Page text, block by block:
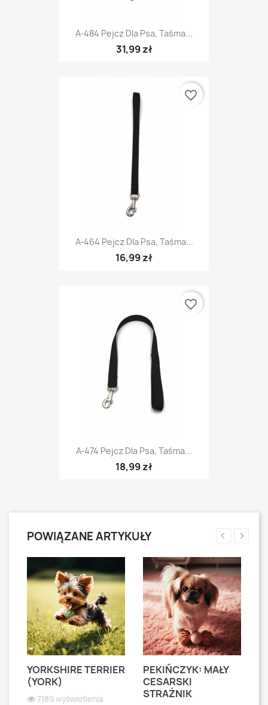
A-484 Pejcz Dla Psa, Taśma...
31,99 zł
A-464 Pejcz Dla Psa, Taśma...
16,99 zł
favorite_border
A-474 Pejcz Dla Psa, Taśma...
18,99 zł
favorite_border
POWIĄZANE ARTYKUŁY
YORKSHIRE TERRIER
(YORK)
7189 wyświetlenia
PEKIŃCZYK: MAŁY
CESARSKI
STRAŻNIK